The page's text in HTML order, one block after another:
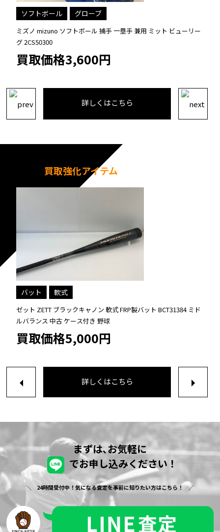
トボール グローブ
mizuno ソフトボール 捕手 一塁手 兼用 ミット ビューリー
価格3,600円
玉澤
詳しくはこちら
買取強化アイテム
バット 軟式
ゼット ZETT ブラックキャノン 軟式 FRP製バット BCT31384 ミド
ルバランス 中古 ケース付き 野球
買取価格5,000円
詳しくはこちら
まずは､お気軽に
でお申し込みください！
24時間受付中！気になる査定を事前に知りたい方はこちら！